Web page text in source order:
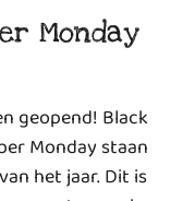
Monday
geopend! Black
Monday staan
het jaar. Dit is